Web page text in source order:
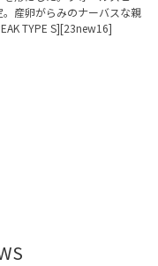
産卵がらみのナーバスな親
TYPE S][23new16]